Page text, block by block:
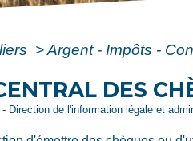
>Argent - Impôts -
DES
Direction de l'information légale et